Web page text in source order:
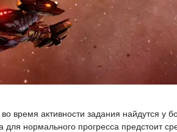
время активности задания найдутся
для нормального прогресса предстоит